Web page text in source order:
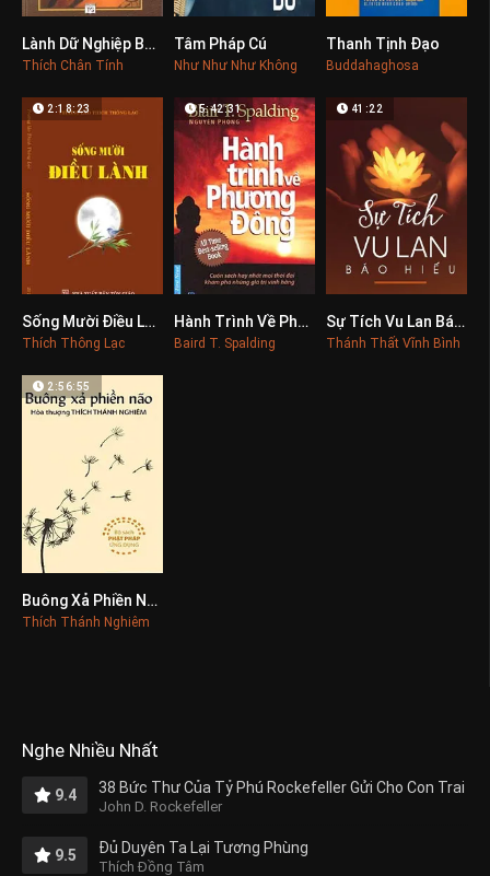
0
Lành Dữ Nghiệp Báo
Thích Chân Tính
Tâm Pháp Cú
Như Như Như Không
Thanh Tịnh Đạo
Buddahaghosa
0
2:18:23
Sống Mười Điều Lành
Thích Thông Lạc
0
5:42:31
Hành Trình Về Phương Đông
Baird T. Spalding
0
41:22
Sự Tích Vu Lan Báo Hiếu
Thánh Thất Vĩnh Bình
0
2:56:55
Buông Xả Phiền Não
Thích Thánh Nghiêm
Nghe Nhiều Nhất
9.4 38 Bức Thư Của Tỷ Phú Rockefeller Gửi Cho Con Trai
John D. Rockefeller
9.5 Đủ Duyên Ta Lại Tương Phùng
Thích Đồng Tâm